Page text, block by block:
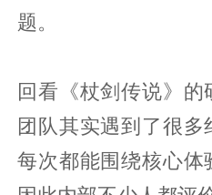
题。
回看《杖剑传说》
团队其实遇到了很
每次都能围绕核心体